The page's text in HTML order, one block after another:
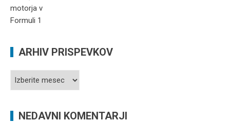
ARHIV PRISPEVKOV
Arhiv
NEDAVNI KOMENTARJI